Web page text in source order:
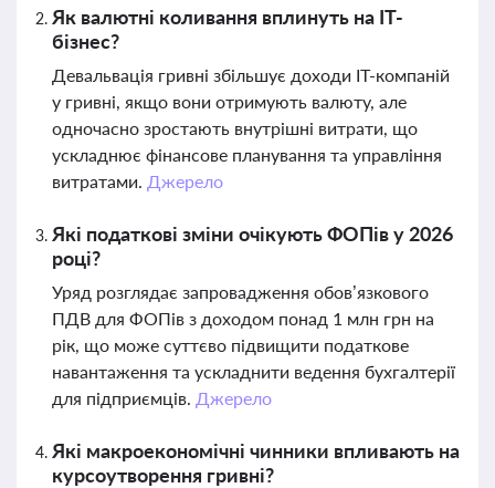
Як валютні коливання вплинуть на ІТ-
бізнес?
Девальвація гривні збільшує доходи ІТ-компаній
у гривні, якщо вони отримують валюту, але
одночасно зростають внутрішні витрати, що
ускладнює фінансове планування та управління
витратами. Джерело
Які податкові зміни очікують ФОПів у 2026
році?
Уряд розглядає запровадження обов’язкового
ПДВ для ФОПів з доходом понад 1 млн грн на
рік, що може суттєво підвищити податкове
навантаження та ускладнити ведення бухгалтерії
для підприємців. Джерело
Які макроекономічні чинники впливають на
курсоутворення гривні?